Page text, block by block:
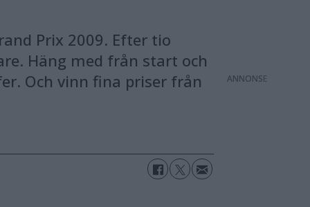
Prix 2009. Efter tio
Häng med från start och
Och vinn fina priser från
ANNONS